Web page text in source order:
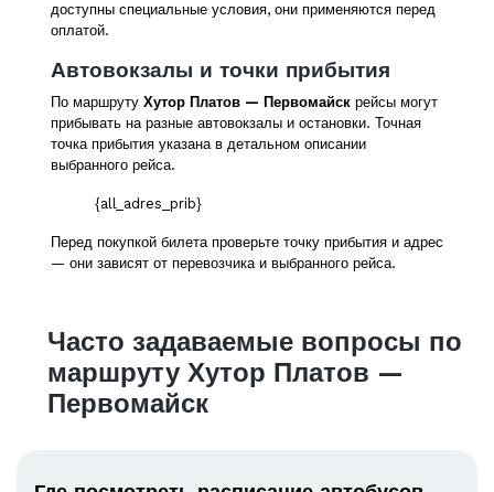
доступны специальные условия, они применяются перед
оплатой.
Автовокзалы и точки прибытия
По маршруту Хутор Платов — Первомайск рейсы могут
прибывать на разные автовокзалы и остановки. Точная
точка прибытия указана в детальном описании
выбранного рейса.
{all_adres_prib}
Перед покупкой билета проверьте точку прибытия и адрес
— они зависят от перевозчика и выбранного рейса.
Часто задаваемые вопросы по
маршруту Хутор Платов —
Первомайск